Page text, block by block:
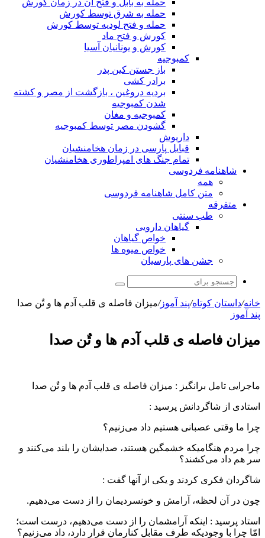
حمله به بابل و فتح آن در زمان کورش
حمله به شرق توسط کورش
حمله و فتح لودیه توسط کورش
کورش و فتح ماد
کورش و یونانیان آسیا
کمبوجیه
باز جستن کین پدر
برادر کشی
بردیه دروغین ، بازگشت از مصر و کشته
شدن کمبوجیه
کمبوجیه و مغان
گشودن مصر توسط کمبوجیه
داریوش
قبایل پارسی در زمان هخامنشیان
تمام جنگ های امپراطوری هخامنشیان
شاهنامه فردوسی
همه
متن کامل شاهنامه فردوسی
متفرقه
طب سنتی
گیاهان دارویی
خواص گیاهان
خواص میوه ها
جشن های پارسیان
جستجو
برای
خانه/داستان کوتاه/پند آموز/میزان فاصله ی قلب آدم ها و تٌن صدا
پند آموز
میزان فاصله ی قلب آدم ها و تٌن صدا
ماجرایی تامل برانگیز : میزان فاصله ی قلب آدم ها و تٌن صدا
استادى از شاگردانش پرسید :
چرا ما وقتى عصبانى هستیم داد می‌زنیم؟
چرا مردم هنگامیکه خشمگین هستند، صدایشان را بلند می‌کنند و
سر هم داد می‌کشند؟
شاگردان فکرى کردند و یکى از آنها گفت :
چون در آن لحظه، آرامش و خونسردیمان را از دست می‌دهیم.
استاد پرسید : اینکه آرامشمان را از دست می‌دهیم، درست است؛
امّا چرا با وجودیکه طرف مقابل کنارمان قرار دارد، داد می‌زنیم؟